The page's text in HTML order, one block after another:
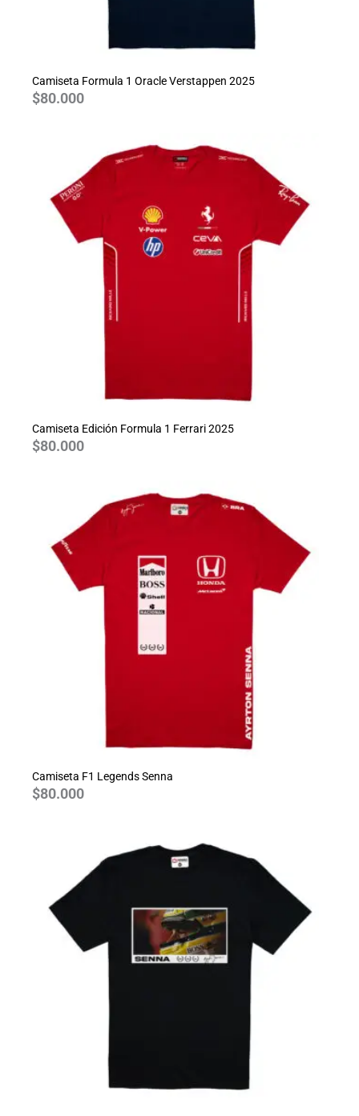
Camiseta Formula 1 Oracle Verstappen 2025
$80.000
Camiseta Edición Formula 1 Ferrari 2025
$80.000
Camiseta F1 Legends Senna
$80.000